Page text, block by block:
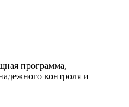
программа,
контроля и